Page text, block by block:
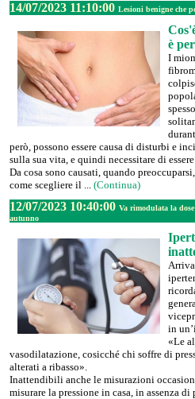
14/07/2023 11:10:00 Lesioni benigne che
è
I
però, possono essere causa di disturbi e
sulla sua vita, e quindi necessitare di
Da cosa sono causati, quando
come scegliere il ... (Continua)
12/07/2023 10:40:00 Va rimodulata la
autunno
in
«Le
vasodilatazione, cosicché chi soffre di
alterati a ribasso».
Inattendibili anche le misurazioni
misurare la pressione in casa, in assenza